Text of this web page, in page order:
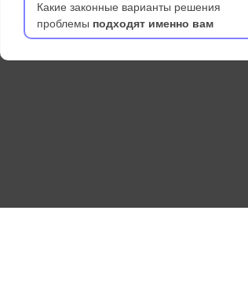
Какие законные варианты решения
проблемы подходят именно вам